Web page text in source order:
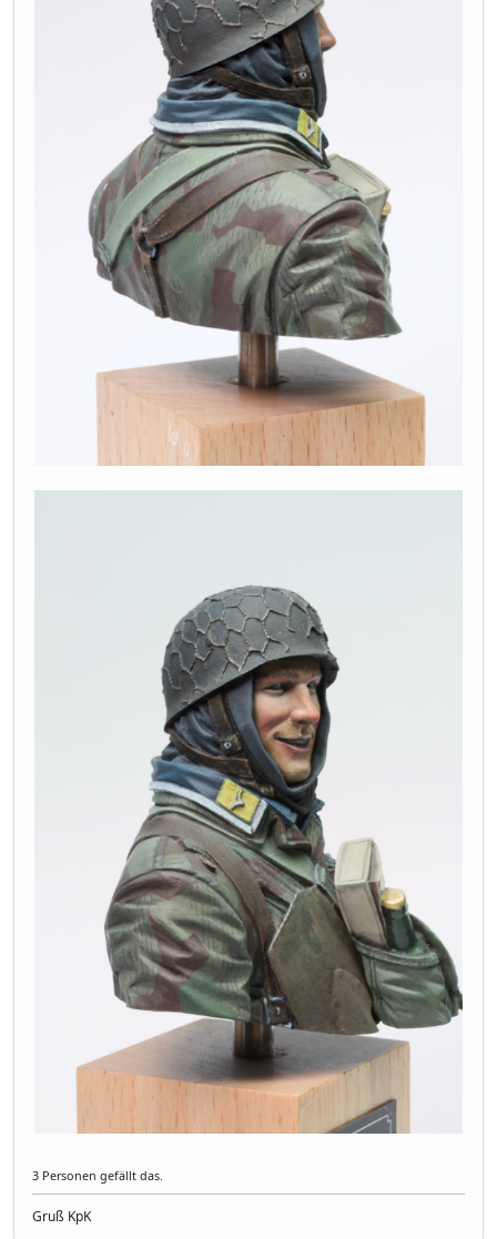
3 Personen gefällt das.
Gruß KpK